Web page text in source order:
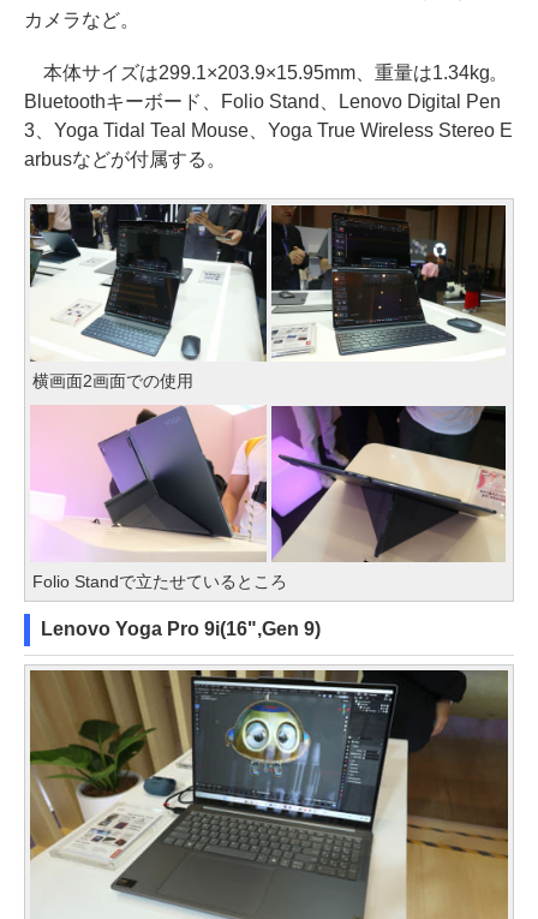
カメラなど。
本体サイズは299.1×203.9×15.95mm、重量は1.34kg。
Bluetoothキーボード、Folio Stand、Lenovo Digital Pen
3、Yoga Tidal Teal Mouse、Yoga True Wireless Stereo E
arbusなどが付属する。
横画面2画面での使用
Folio Standで立たせているところ
Lenovo Yoga Pro 9i(16",Gen 9)